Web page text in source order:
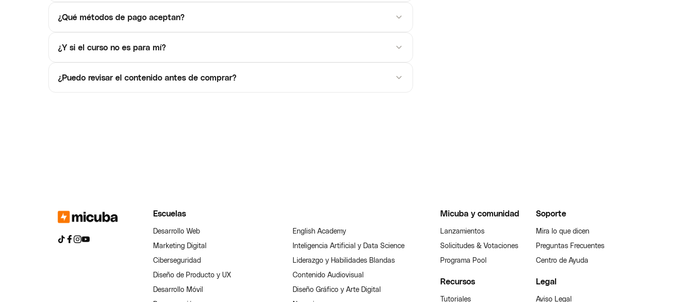
¿Qué métodos de pago aceptan?
¿Y si el curso no es para mí?
¿Puedo revisar el contenido antes de comprar?
Escuelas
Desarrollo Web
English Academy
Marketing Digital
Inteligencia Artificial y Data Science
Ciberseguridad
Liderazgo y Habilidades Blandas
Diseño de Producto y UX
Contenido Audiovisual
Desarrollo Móvil
Diseño Gráfico y Arte Digital
Micuba y comunidad
Lanzamientos
Solicitudes & Votaciones
Programa Pool
Soporte
Mira lo que dicen
Preguntas Frecuentes
Centro de Ayuda
Recursos
Tutoriales
Legal
Aviso Legal